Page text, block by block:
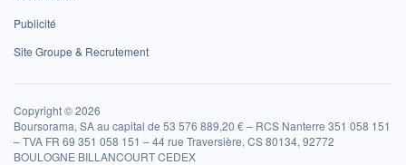
Publicité
Site Groupe & Recrutement
Copyright © 2026
Boursorama, SA au capital de 53 576 889,20 € – RCS Nanterre 351 058 151
– TVA FR 69 351 058 151 – 44 rue Traversière, CS 80134, 92772
BOULOGNE BILLANCOURT CEDEX